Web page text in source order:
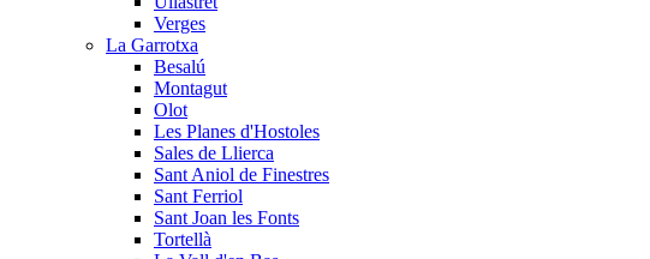
Verges
La Garrotxa
Besalú
Montagut
Olot
Les Planes d'Hostoles
Sales de Llierca
Sant Aniol de Finestres
Sant Ferriol
Sant Joan les Fonts
Tortellà